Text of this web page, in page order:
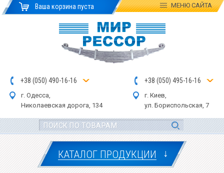
Ваша корзина пуста МЕНЮСАЙТА
+38 (050) 490-16-16
г. Одесса,
Николаевская дорога, 134
+38 (050) 495-16-16
г. Киев,
ул. Бориспольская, 7
КАТАЛОГ ПРОДУКЦИИ ↓